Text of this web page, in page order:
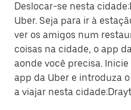
Deslocar-se nesta
Uber. Seja para ir à
ver os amigos num
coisas na cidade, o app
aonde você precisa.
app da Uber e introduza
a viajar nesta